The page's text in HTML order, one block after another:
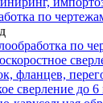
по
по
фланцев,
сверление до 6